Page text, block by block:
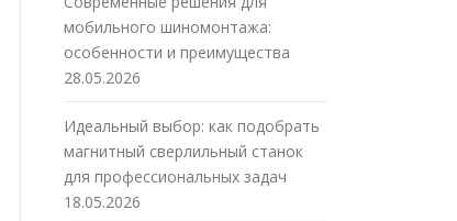
мобильного шиномонтажа:
особенности и преимущества
28.05.2026
Идеальный выбор: как подобрать
магнитный сверлильный станок
для профессиональных задач
18.05.2026